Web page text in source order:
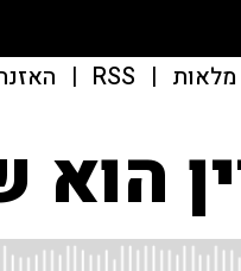
מלאות |
RSS
|